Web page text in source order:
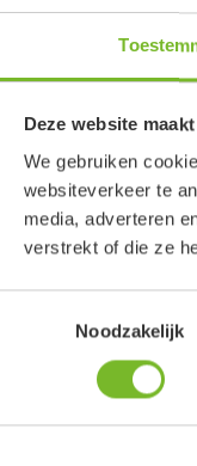
Deze website
We gebruiken
websiteverkeer te
media, adverteren
verstrekt of die ze
Noodzakelijk
op onze
nazomeren met
de natuur? Boek
U mag ons ook
handige